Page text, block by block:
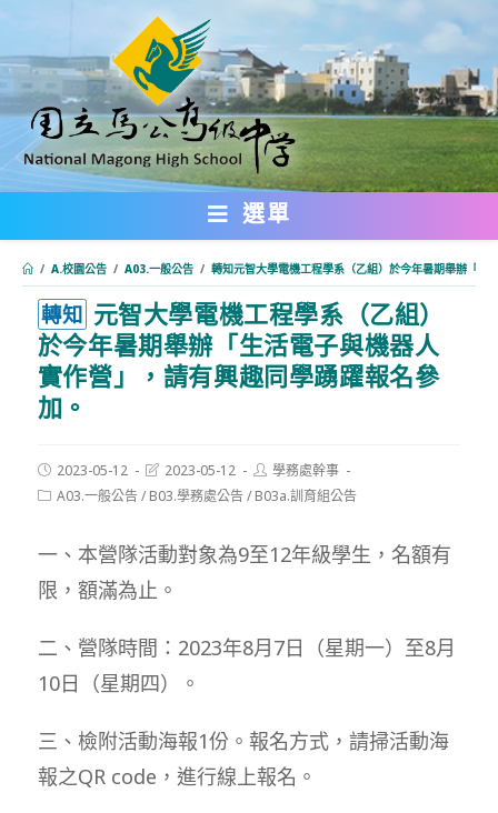
轉
主
要
內
選單
/ A.校園公告 / A03.一般公告 / 轉知元智大學電機工程學系（乙組）於今年暑期舉辦「
轉知 元智大學電機工程學系（乙組）
於今年暑期舉辦「生活電子與機器人
實作營」，請有興趣同學踴躍報名參
加。
Post
published:
2023-05-12
Post
modified:
2023-05-12
Post
author:
學務處幹事
PostA03.一般公告/ B03.學務處公告/ B03a.訓育組公告
一、本營隊活動對象為9至12年級學生，名額有
限，額滿為止。
二、營隊時間：2023年8月7日（星期一）至8月
10日（星期四）。
三、檢附活動海報1份。報名方式，請掃活動海
報之QR code，進行線上報名。